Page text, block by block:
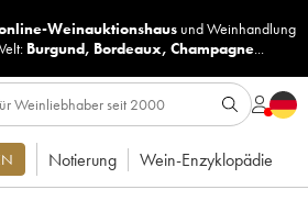
Weinauktionshaus undWeinhandlung
Burgund, Bordeaux, Champagne...
Notierung Wein-Enzyklopädie